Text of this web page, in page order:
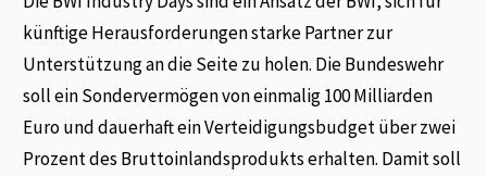
künftige Herausforderungen starke Partner zur
Unterstützung an die Seite zu holen. Die Bundeswehr
soll ein Sondervermögen von einmalig 100 Milliarden
Euro und dauerhaft ein Verteidigungsbudget über zwei
Prozent des Bruttoinlandsprodukts erhalten. Damit soll